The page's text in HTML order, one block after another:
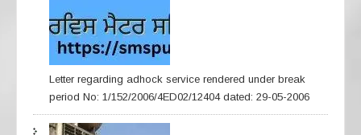
Letter regarding adhock service rendered under break
period No: 1/152/2006/4ED02/12404 dated: 29-05-2006